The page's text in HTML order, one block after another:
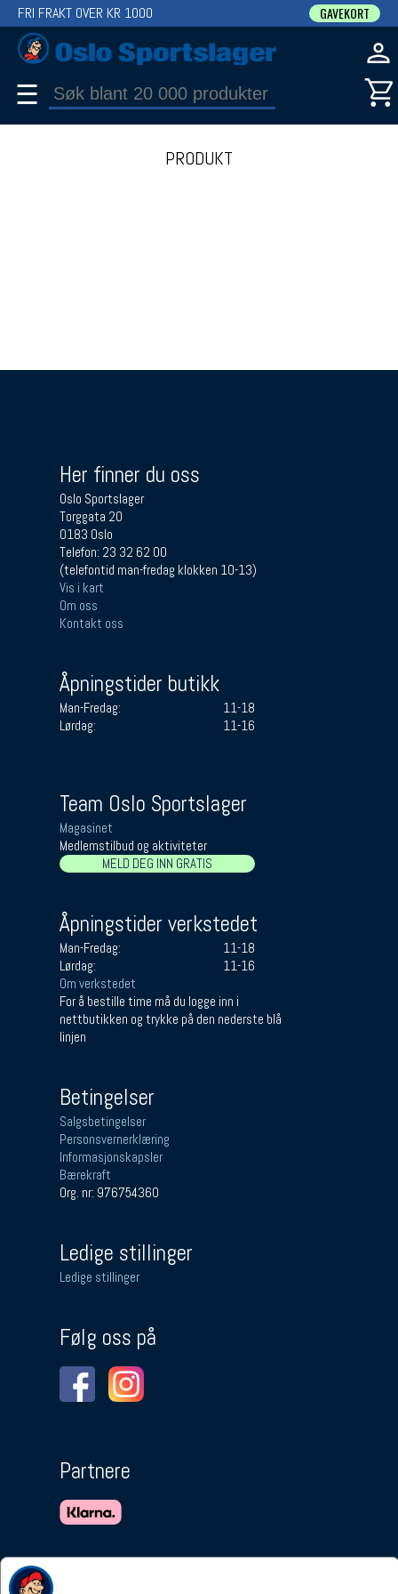
FRI FRAKT OVER KR 1000 GAVEKORT
☰
PRODUKT
Her finner du oss
Oslo Sportslager
Torggata 20
0183 Oslo
Telefon: 23 32 62 00
(telefontid man-fredag klokken 10-13)
Vis i kart
Om oss
Kontakt oss
Åpningstider butikk
Man-Fredag:
11-18
Lørdag:
11-16
Team Oslo Sportslager
Magasinet
Medlemstilbud og aktiviteter
MELD DEG INN GRATIS
Åpningstider verkstedet
Man-Fredag:
11-18
Lørdag:
11-16
Om verkstedet
For å bestille time må du logge inn i
nettbutikken og trykke på den nederste blå
linjen
Betingelser
Salgsbetingelser
Personsvernerklæring
Informasjonskapsler
Bærekraft
Org. nr: 976754360
Ledige stillinger
Ledige stillinger
Følg oss på
Partnere